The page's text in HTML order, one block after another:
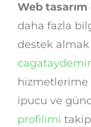
Web
daha fazla
destek almak
hizmetlerime
ipucu ve
profilimi